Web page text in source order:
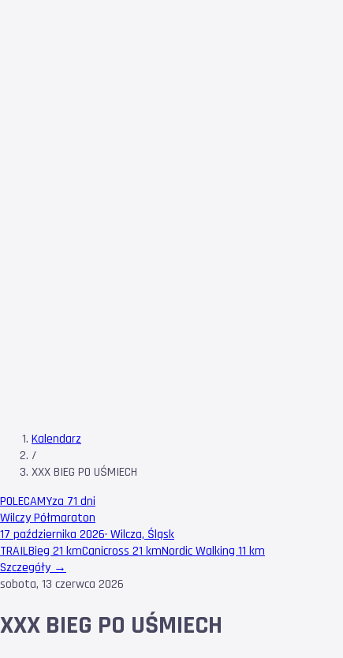
Kalendarz
/
XXX BIEG PO UŚMIECH
POLECAMYza 71 dni
Wilczy Półmaraton
17 października 2026· Wilcza, Śląsk
TRAILBieg 21 kmCanicross 21 kmNordic Walking 11 km
Szczegóły →
sobota, 13 czerwca 2026
XXX BIEG PO UŚMIECH